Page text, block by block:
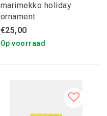
marimekko holiday
ornament
€25,00
Op voorraad